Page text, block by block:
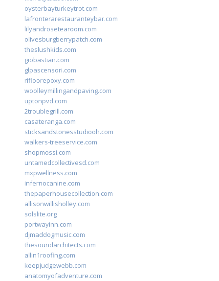
oysterbayturkeytrot.com
lafronterarestauranteybar.com
lilyandrosetearoom.com
olivesburgberrypatch.com
theslushkids.com
giobastian.com
glpascensori.com
rifloorepoxy.com
woolleymillingandpaving.com
uptonpvd.com
2troublegrill.com
casateranga.com
sticksandstonesstudiooh.com
walkers-treeservice.com
shopmossi.com
untamedcollectivesd.com
mxpwellness.com
infernocanine.com
thepaperhousecollection.com
allisonwillisholley.com
solslite.org
portwayinn.com
djmaddogmusic.com
thesoundarchitects.com
allin1roofing.com
keepjudgewebb.com
anatomyofadventure.com